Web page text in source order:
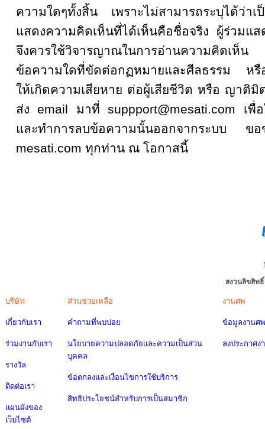
ความใดๆทั้งสิ้น เพราะไม่สามารถระบุได้ว่า
แสดงความคิดเห็นที่ได้เห็นคือชื่อจริง ผู้ร่วมแ
จึงควรใช้วิจารญาณในการอ่านความคิดเ
ข้อความใดที่ขัดต่อกฏหมายและศีลธรรม หรือ
ให้เกิดความเสียหาย ต่อผู้เสียชีวิต หรือ ญาติมิ
ส่ง email มาที่ suppport@mesati.com เพื่
และทำการลบข้อความนั้นออกจากระบบ ขอ
mesati.com ทุกท่าน ณ โอกาสนี้
สงวนลิขสิท
บริษัท
เกี่ยวกับเรา
ร่วมงานกับเรา
รางวัล
ติดต่อเรา
แผนผังของ
เว็บไซต์
ส่วนช่วยเหลือ
คำถามที่พบบ่อย
นโยบายความปลอดภัยและความเป็นส่วน
บุคคล
ข้อตกลงและเงื่อนไขการใช้บริการ
สิทธิประโยชน์สำหรับการเป็นสมาชิก
งานศพ
ข้อมูลงานศพ
ลงประกาศง